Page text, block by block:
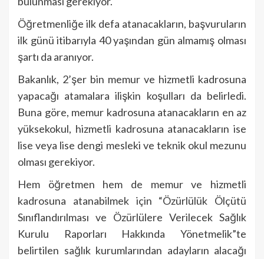
Öğretmenliğe ilk defa atanacakların, başvuruların
ilk günü itibarıyla 40 yaşından gün almamış olması
şartı da aranıyor.
Bakanlık, 2’şer bin memur ve hizmetli kadrosuna
yapacağı atamalara ilişkin koşulları da belirledi.
Buna göre, memur kadrosuna atanacakların en az
yüksekokul, hizmetli kadrosuna atanacakların ise
lise veya lise dengi mesleki ve teknik okul mezunu
olması gerekiyor.
Hem öğretmen hem de memur ve hizmetli
kadrosuna atanabilmek için “Özürlülük Ölçütü
Sınıflandırılması ve Özürlülere Verilecek Sağlık
Kurulu Raporları Hakkında Yönetmelik”te
belirtilen sağlık kurumlarından adayların alacağı